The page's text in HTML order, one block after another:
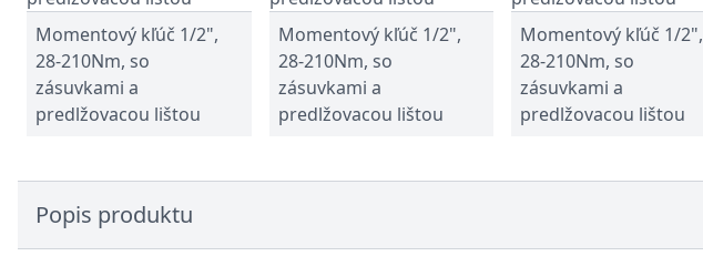
Momentový kľúč 1/2",
28-210Nm, so
zásuvkami a
predlžovacou lištou
Momentový kľúč 1/2",
28-210Nm, so
zásuvkami a
predlžovacou lištou
Momentový kľúč 1/2",
28-210Nm, so
zásuvkami a
predlžovacou lištou
Popis produktu